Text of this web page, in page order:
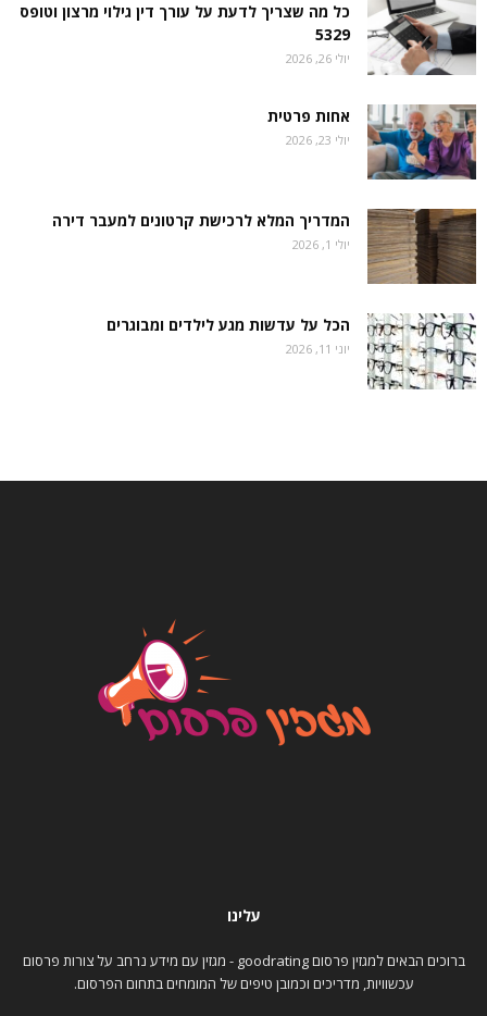
כל מה שצריך לדעת על עורך דין גילוי מרצון וטופס
5329
יולי 26, 2026
אחות פרטית
יולי 23, 2026
המדריך המלא לרכישת קרטונים למעבר דירה
יולי 1, 2026
הכל על עדשות מגע לילדים ומבוגרים
יוני 11, 2026
עלינו
ברוכים הבאים למגזין פרסום goodrating - מגזין עם מידע נרחב על צורות פרסום
עכשוויות, מדריכים וכמובן טיפים של המומחים בתחום הפרסום.